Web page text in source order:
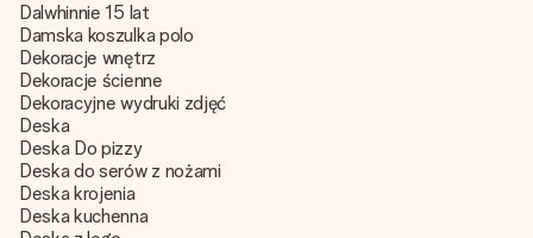
Dalwhinnie 15 lat
Damska koszulka polo
Dekoracje wnętrz
Dekoracje ścienne
Dekoracyjne wydruki zdjęć
Deska
Deska Do pizzy
Deska do serów z nożami
Deska krojenia
Deska kuchenna